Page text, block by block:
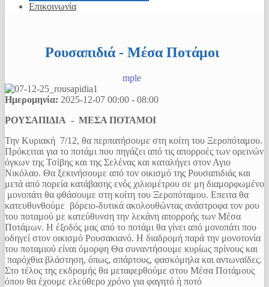
Επικοινωνία
Ρουσαπιδιά - Μέσα Ποτάμοι
mple
Ημερομηνία: 2025-12-07 00:00 - 08:00
ΡΟΥΣΑΠΙΔΙΑ - ΜΕΣΑ ΠΟΤΑΜΟΙ
Την Κυριακή 7/12, θα περπατήσουμε στη κοίτη του Ξεροπόταμου.
Πρόκειται για το ποτάμι που πηγάζει από τις απορροές των ορεινών
όγκων της Τσίβης και της Σελένας και καταλήγει στον Αγιο
Νικόλαο. Θα ξεκινήσουμε από τον οικισμό της Ρουσαπιδιάς και
μετά από πορεία κατάβασης ενός χιλιομέτρου σε μη διαμορφωμένο
μονοπάτι θα φθάσουμε στη κοίτη του Ξεροπόταμου. Επειτα θα
κατευθυνθούμε βόρειο-δυτικά ακολουθώντας ανάστροφα τον ρου
του ποταμού με κατεύθυνση την λεκάνη απορροής των Μέσα
Ποτάμων. Η έξοδός μας από το ποτάμι θα γίνει από μονοπάτι που
οδηγεί στον οικισμό Ρουσακιανό. Η διαδρομή παρά την μονοτονία
του ποταμιού είναι όμορφη Θα συναντήσουμε κυρίως πρίνους και
παρόχθια βλάστηση, όπως, σπάρτους, φασκόμηλα και αντωναϊδες.
Στο τέλος της εκδρομής θα μεταφερθούμε στου Μέσα Ποτάμους
όπου θα έχουμε ελεύθερο χρόνο για φαγητό ή ποτό